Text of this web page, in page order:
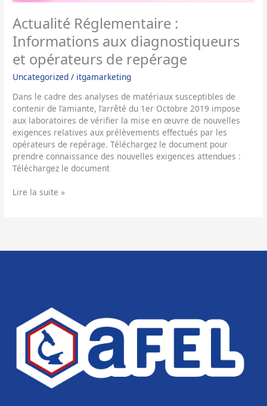
Actualité Réglementaire :
Informations aux diagnostiqueurs
et opérateurs de repérage
Uncategorized / itgamarketing
Dans le cadre des analyses de matériaux susceptibles de
contenir de l’amiante, l’arrêté du 1er Octobre 2019 impose
aux laboratoires de vérifier la mise en œuvre de nouvelles
exigences relatives aux prélèvements effectués par les
opérateurs de repérage. Téléchargez le document pour
prendre connaissance des nouvelles exigences attendues :
Téléchargez le document
Lire la suite »